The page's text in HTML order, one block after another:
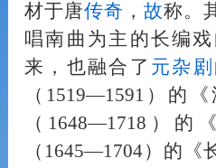
材于唐传奇 ， 故称。
唱南曲为主的长编戏
来，也融合了 元杂剧
（1519—1591）的
（1648—1718）的
（1645—1704）的《